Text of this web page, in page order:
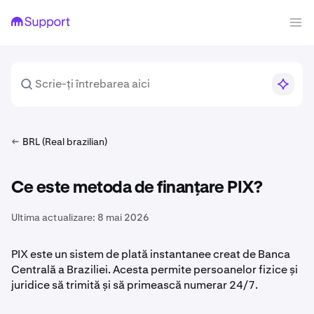
BRL (Real brazilian)
Ce este metoda de finanțare PIX?
Ultima actualizare: 8 mai 2026
PIX este un sistem de plată instantanee creat de Banca
Centrală a Braziliei. Acesta permite persoanelor fizice și
juridice să trimită și să primească numerar 24/7.